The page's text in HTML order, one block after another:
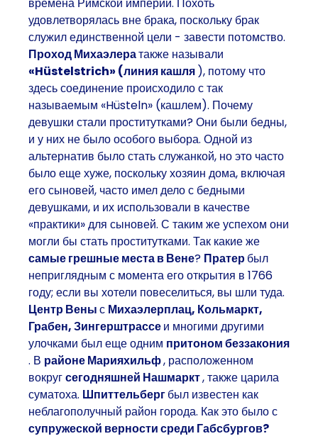
удовлетворялась вне брака, поскольку брак
служил единственной цели - завести потомство.
Проход Михаэлератакже называли
«Hüstelstrich» (линия кашля ), потому что
здесь соединение происходило с так
называемым «Hüsteln» (кашлем). Почему
девушки стали проститутками? Они были бедны,
и у них не было особого выбора. Одной из
альтернатив было стать служанкой, но это часто
было еще хуже, поскольку хозяин дома, включая
его сыновей, часто имел дело с бедными
девушками, и их использовали в качестве
«практики» для сыновей. С таким же успехом они
могли бы стать проститутками. Так какие же
самые грешные места в Вене? Пратербыл
неприглядным с момента его открытия в 1766
году; если вы хотели повеселиться, вы шли туда.
Центр Веныс Михаэлерплац, Кольмаркт,
Грабен, Зингерштрассеи многими другими
улочками был еще одним притоном беззакония
. В районе Марияхильф, расположенном
вокругсегодняшней Нашмаркт, также царила
суматоха. Шпиттельбергбыл известен как
неблагополучный район города. Как это было с
супружеской верности среди Габсбургов?